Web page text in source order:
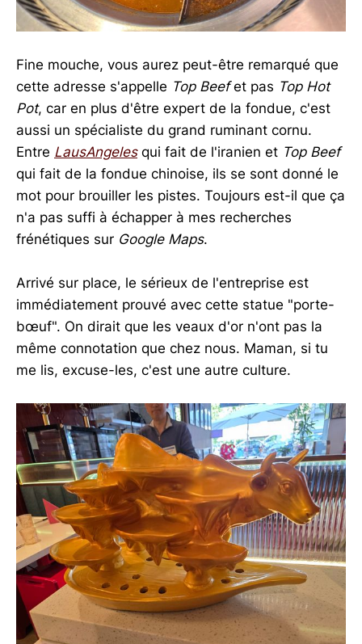
Fine mouche, vous aurez peut-être remarqué que
cette adresse s'appelle Top Beefet pas Top Hot
Pot, car en plus d'être expert de la fondue, c'est
aussi un spécialiste du grand ruminant cornu.
Entre LausAngeles qui fait de l'iranien et Top Beef
qui fait de la fondue chinoise, ils se sont donné le
mot pour brouiller les pistes. Toujours est-il que ça
n'a pas suffi à échapper à mes recherches
frénétiques sur Google Maps.
Arrivé sur place, le sérieux de l'entreprise est
immédiatement prouvé avec cette statue "porte-
bœuf". On dirait que les veaux d'or n'ont pas la
même connotation que chez nous. Maman, si tu
me lis, excuse-les, c'est une autre culture.